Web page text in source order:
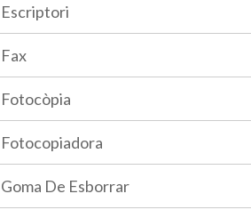
Escriptori
Fax
Fotocòpia
Fotocopiadora
Goma De Esborrar